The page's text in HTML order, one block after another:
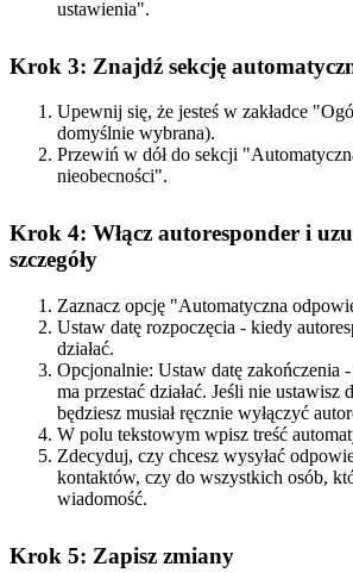
ustawienia".
Krok 3: Znajdź sekcję
Upewnij się, że jesteś w zakładce
domyślnie wybrana).
Przewiń w dół do sekcji
nieobecności".
Krok 4: Włącz autoresponder i
szczegóły
Zaznacz opcję "Automatyczna
Ustaw datę rozpoczęcia - kiedy
działać.
Opcjonalnie: Ustaw datę zakończenia
ma przestać działać. Jeśli nie ustawisz
będziesz musiał ręcznie wyłączyć
W polu tekstowym wpisz treść
Zdecyduj, czy chcesz wysyłać
kontaktów, czy do wszystkich osób,
wiadomość.
Krok 5: Zapisz zmiany